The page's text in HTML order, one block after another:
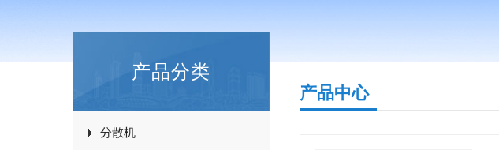
产品分类
分散机
产品中心